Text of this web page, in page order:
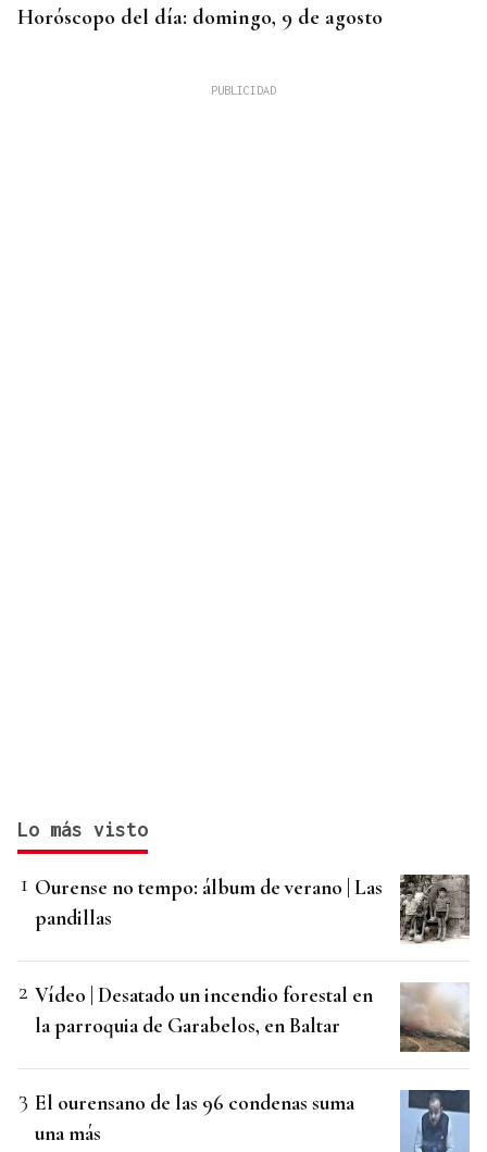
Horóscopo del día: domingo, 9 de agosto
Lo más visto
Ourense no tempo: álbum de verano | Las
pandillas
Vídeo | Desatado un incendio forestal en
la parroquia de Garabelos, en Baltar
El ourensano de las 96 condenas suma
una más